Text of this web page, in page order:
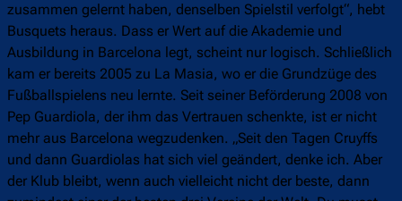
zusammen gelernt haben, denselben Spielstil verfolgt“, hebt
Busquets heraus. Dass er Wert auf die Akademie und
Ausbildung in Barcelona legt, scheint nur logisch. Schließlich
kam er bereits 2005 zu La Masia, wo er die Grundzüge des
Fußballspielens neu lernte. Seit seiner Beförderung 2008 von
Pep Guardiola, der ihm das Vertrauen schenkte, ist er nicht
mehr aus Barcelona wegzudenken. „Seit den Tagen Cruyffs
und dann Guardiolas hat sich viel geändert, denke ich. Aber
der Klub bleibt, wenn auch vielleicht nicht der beste, dann